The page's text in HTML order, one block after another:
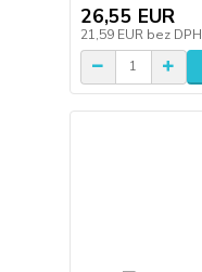
26,55 EUR
21,59 EUR bez DPH